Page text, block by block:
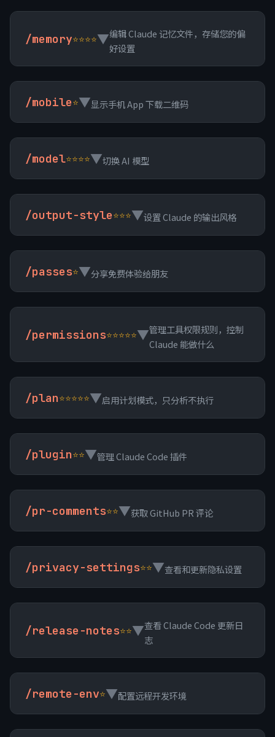
/memory
编辑 Claude 记忆文件，存储您的偏
好设置
⭐⭐⭐⭐▼
/mobile 显示手机 App 下载二维码
⭐▼
/model 切换 AI 模型
⭐⭐⭐⭐▼
/output-style 设置 Claude 的输出风格
⭐⭐⭐▼
/passes 分享免费体验给朋友
⭐▼
/permissions
管理工具权限规则，控制
Claude 能做什么
⭐⭐⭐⭐⭐▼
/plan 启用计划模式，只分析不执行
⭐⭐⭐⭐⭐▼
/plugin 管理 Claude Code 插件
⭐⭐▼
/pr-comments 获取 GitHub PR 评论
⭐⭐▼
/privacy-settings 查看和更新隐私设置
⭐⭐▼
/release-notes
查看 Claude Code 更新日
志
⭐⭐▼
/remote-env 配置远程开发环境
⭐▼